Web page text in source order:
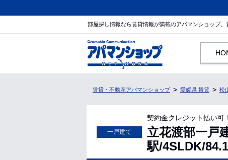
部屋探し情報なら賃貸情報が満載のアパマンショップ
賃貸・不動産アパマンショップ 愛媛県 賃貸 松
一戸建て
契約金クレジット払い
立花渡部一戸
駅/4SLDK/